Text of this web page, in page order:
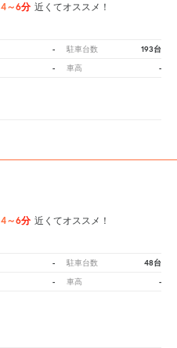
4～6分 近くてオススメ！
- 駐車台数 193台
- 車高 -
4～6分 近くてオススメ！
- 駐車台数 48台
- 車高 -